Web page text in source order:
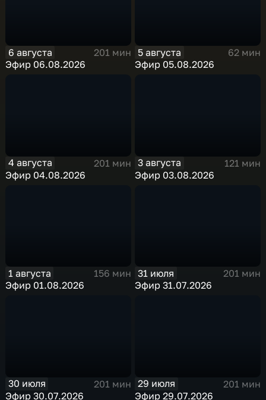
6 августа
201 мин
Эфир 06.08.2026
5 августа
62 мин
Эфир 05.08.2026
4 августа
201 мин
Эфир 04.08.2026
3 августа
121 мин
Эфир 03.08.2026
1 августа
156 мин
Эфир 01.08.2026
31 июля
201 мин
Эфир 31.07.2026
30 июля
201 мин
Эфир 30.07.2026
29 июля
201 мин
Эфир 29.07.2026